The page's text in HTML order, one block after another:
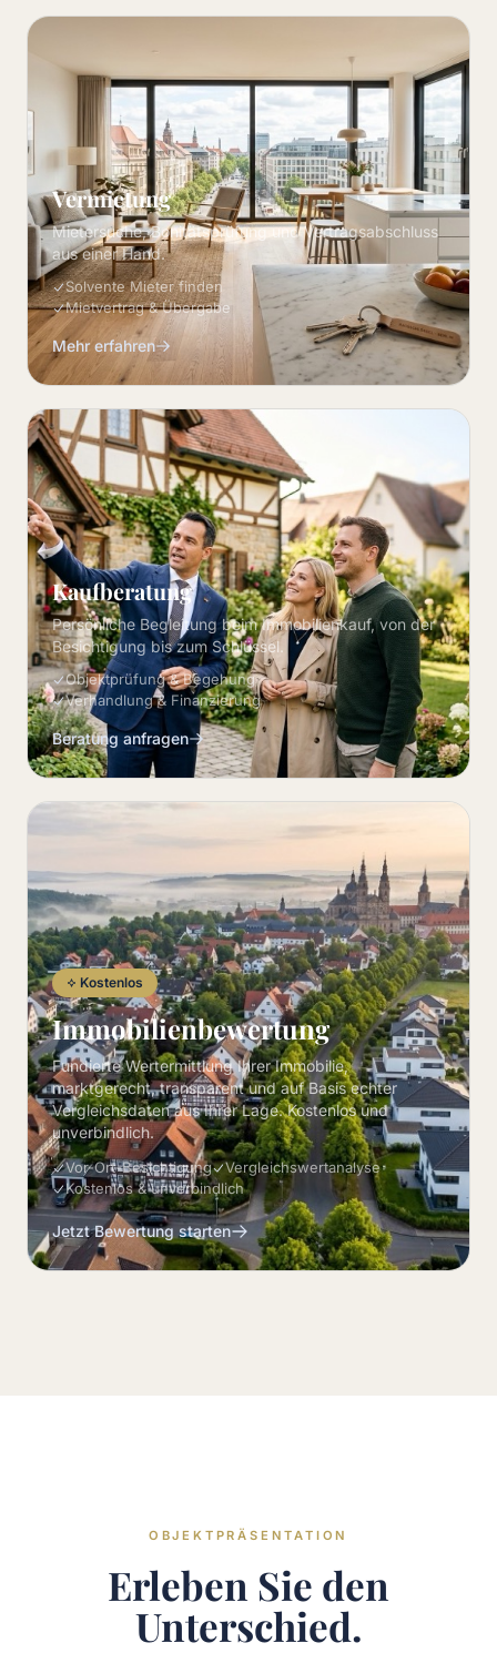
Vermietung
Mietersuche, Bonitätsprüfung und Vertragsabschluss
aus einer Hand.
Solvente Mieter finden
Mietvertrag & Übergabe
Mehr erfahren
Kaufberatung
Persönliche Begleitung beim Immobilienkauf, von der
Besichtigung bis zum Schlüssel.
Objektprüfung & Begehung
Verhandlung & Finanzierung
Beratung anfragen
Kostenlos
Immobilienbewertung
Fundierte Wertermittlung Ihrer Immobilie,
marktgerecht, transparent und auf Basis echter
Vergleichsdaten aus Ihrer Lage. Kostenlos und
unverbindlich.
Vor-Ort-Besichtigung
Vergleichswertanalyse
Kostenlos & unverbindlich
Jetzt Bewertung starten
OBJEKTPRÄSENTATION
Erleben Sie den
Unterschied.